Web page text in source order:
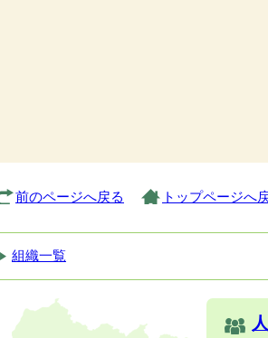
前のページへ戻る トップページへ
組織一覧